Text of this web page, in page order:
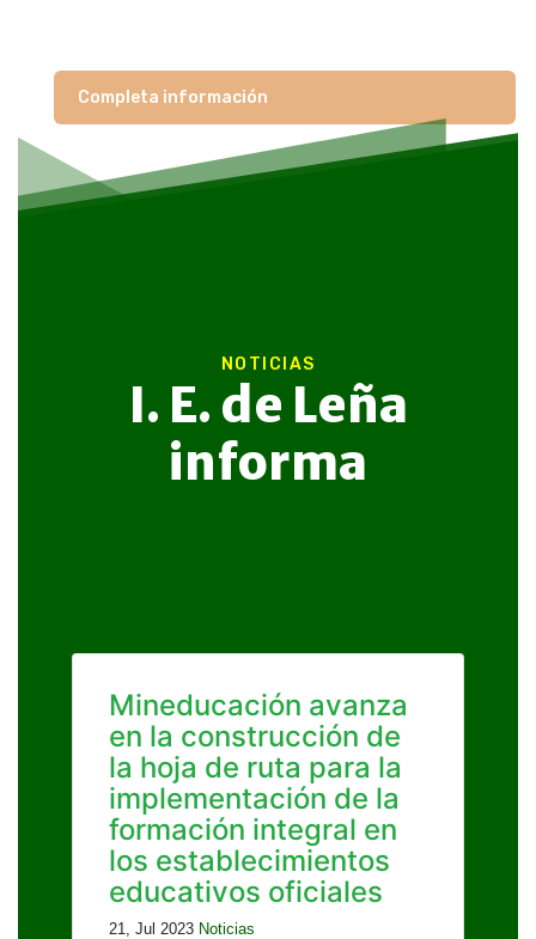
Completa información
NOTICIAS
I. E. de Leña
informa
Mineducación avanza
en la construcción de
la hoja de ruta para la
implementación de la
formación integral en
los establecimientos
educativos oficiales
21, Jul 2023 Noticias